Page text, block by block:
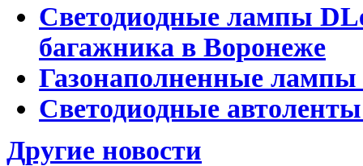
Светодиодные лампы
багажника в Воронеже
Газонаполненные
Светодиодные
Другие новости